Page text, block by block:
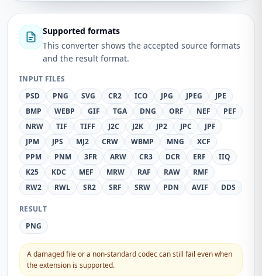
Supported formats
This converter shows the accepted source formats
and the result format.
INPUT FILES
PSD
PNG SVG CR2 ICO JPG JPEG
JPE
BMP
WEBP GIF TGA DNG ORF NEF
PEF
NRW
TIF TIFF J2C J2K JP2 JPC
JPF
JPM
JPS MJ2 CRW WBMP MNG
XCF
PPM
PNM 3FR ARW CR3 DCR ERF
IIQ
K25
KDC MEF MRW RAF RAW
RMF
RW2
RWL SR2 SRF SRW PDN AVIF DDS
RESULT
PNG
A damaged file or a non-standard codec can still fail even when
the extension is supported.